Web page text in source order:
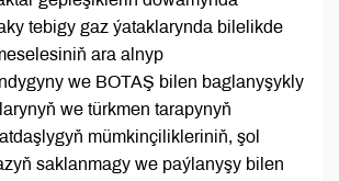
tebigy gaz ýataklarynda bilelikde
ara alnyp
we BOTAŞ bilen baglanyşykly
we türkmen tarapynyň
mümkinçilikleriniň, şol
saklanmagy we paýlanyşy bilen